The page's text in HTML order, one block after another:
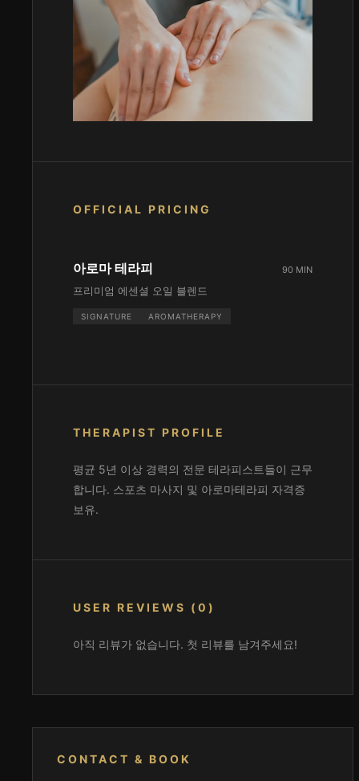
OFFICIAL PRICING
아로마 테라피
프리미엄 에센셜 오일 블렌드
SIGNATURE AROMATHERAPY
90 MIN
THERAPIST PROFILE
평균 5년 이상 경력의 전문 테라피스트들이 근무
합니다. 스포츠 마사지 및 아로마테라피 자격증
보유.
USER REVIEWS (0)
아직 리뷰가 없습니다. 첫 리뷰를 남겨주세요!
CONTACT & BOOK